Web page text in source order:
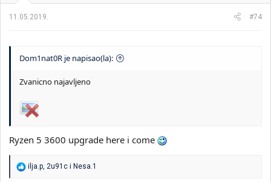
:
11.05.2019. #74
Dom1nat0R je napisao(la):
Zvanicno najavljeno
Ryzen 5 3600 upgrade here i come
R
ilja.p 2u91c i Nesa.1